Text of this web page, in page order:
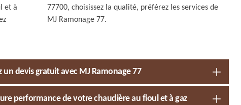
et à
77700, choisissez la qualité, préférez les services de
MJ Ramonage 77.
devis gratuit avec MJ Ramonage 77
performance de votre chaudière au fioul et à gaz